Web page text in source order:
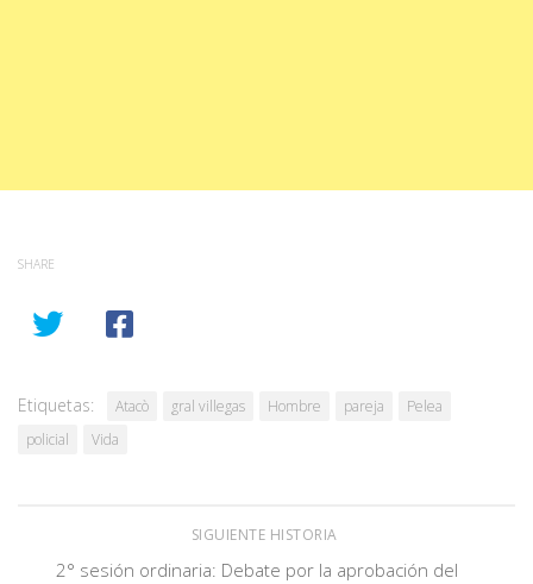
SHARE
Etiquetas: Atacò gral villegas Hombre pareja
Pelea
policial
Vida
SIGUIENTE HISTORIA
2° sesión ordinaria: Debate por la aprobación del